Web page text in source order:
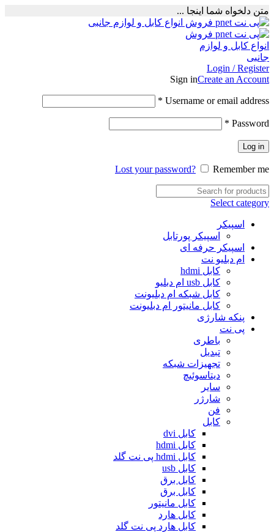
متن دلخواه شما اینجا ...
Login / Register
Sign inCreate an Account
Username or email address
*
Password
*
Log in
Lost your password? Remember me
Select category
اسپیکر
اسپیکر پورتابل
اسپیکر حرفه ای
ام دبلیو نت
کابل hdmi
کابل usb ام دبلیو
کابل شبکه ام دبلیونت
کابل مانیتور ام دبلیونت
پنکه شارژی
پی نت
باطری
تبدیل
تجهیزات شبکه
دیتاسوئیچ
سایر
شارژر
فن
کابل
کابل dvi
کابل hdmi
کابل hdmi پی نت گلد
کابل usb
کابل برق
کابل برق
کابل مانیتور
کابل هارد
کابل هارد پی نت گلد